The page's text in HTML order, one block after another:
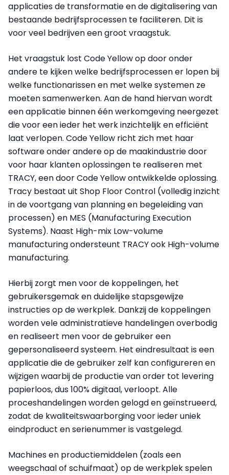
applicaties de transformatie en de digitalisering van
bestaande bedrijfsprocessen te faciliteren. Dit is
voor veel bedrijven een groot vraagstuk.
Het vraagstuk lost Code Yellow op door onder
andere te kijken welke bedrijfsprocessen er lopen bij
welke functionarissen en met welke systemen ze
moeten samenwerken. Aan de hand hiervan wordt
een applicatie binnen één werkomgeving neergezet
die voor een ieder het werk inzichtelijk en efficiënt
laat verlopen. Code Yellow richt zich met haar
software onder andere op de maakindustrie door
voor haar klanten oplossingen te realiseren met
TRACY, een door Code Yellow ontwikkelde oplossing.
Tracy bestaat uit Shop Floor Control (volledig inzicht
in de voortgang van planning en begeleiding van
processen) en MES (Manufacturing Execution
Systems). Naast High-mix Low-volume
manufacturing ondersteunt TRACY ook High-volume
manufacturing.
Hierbij zorgt men voor de koppelingen, het
gebruikersgemak en duidelijke stapsgewijze
instructies op de werkplek. Dankzij de koppelingen
worden vele administratieve handelingen overbodig
en realiseert men voor de gebruiker een
gepersonaliseerd systeem. Het eindresultaat is een
applicatie die de gebruiker zelf kan configureren en
wijzigen waarbij de productie van order tot levering
papierloos, dus 100% digitaal, verloopt. Alle
proceshandelingen worden gelogd en geïnstrueerd,
zodat de kwaliteitswaarborging voor ieder uniek
eindproduct en serienummer is vastgelegd.
Machines en productiemiddelen (zoals een
weegschaal of schuifmaat) op de werkplek spelen